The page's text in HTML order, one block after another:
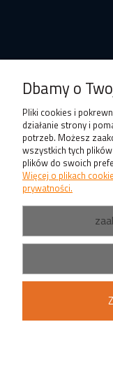
Dbamy o
Pliki cookies i
działanie strony i
potrzeb. Możesz
wszystkich tych
plików do swoich
Więcej o plikach
prywatności.